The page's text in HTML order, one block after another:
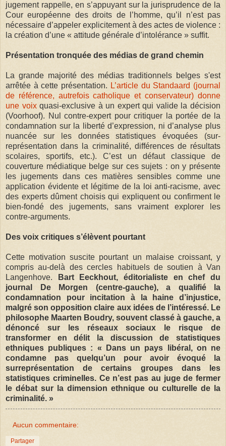
jugement rappelle, en s’appuyant sur la jurisprudence de la
Cour européenne des droits de l’homme, qu’il n’est pas
nécessaire d’appeler explicitement à des actes de violence :
la création d’une « attitude générale d’intolérance » suffit.
Présentation tronquée des médias de grand chemin
La grande majorité des médias traditionnels belges s'est
arrêtée à cette présentation. L’article du Standaard (journal
de référence, autrefois catholique et conservateur) donne
une voixquasi-exclusive à un expert qui valide la décision
(Voorhoof). Nul contre-expert pour critiquer la portée de la
condamnation sur la liberté d’expression, ni d’analyse plus
nuancée sur les données statistiques évoquées (sur-
représentation dans la criminalité, différences de résultats
scolaires, sportifs, etc.). C’est un défaut classique de
couverture médiatique belge sur ces sujets : on y présente
les jugements dans ces matières sensibles comme une
application évidente et légitime de la loi anti-racisme, avec
des experts dûment choisis qui expliquent ou confirment le
bien-fondé des jugements, sans vraiment explorer les
contre-arguments.
Des voix critiques s’élèvent pourtant
Cette motivation suscite pourtant un malaise croissant, y
compris au-delà des cercles habituels de soutien à Van
Langenhove.
Bart Eeckhout, éditorialiste en chef du
journal De Morgen (centre-gauche), a qualifié la
condamnation pour incitation à la haine d’injustice,
malgré son opposition claire aux idées de l’intéressé. Le
philosophe Maarten Boudry, souvent classé à gauche, a
dénoncé sur les réseaux sociaux le risque de
transformer en délit la discussion de statistiques
ethniques publiques : « Dans un pays libéral, on ne
condamne pas quelqu’un pour avoir évoqué la
surreprésentation de certains groupes dans les
statistiques criminelles. Ce n’est pas au juge de fermer
le débat sur la dimension ethnique ou culturelle de la
criminalité. »
Aucun commentaire:
Partager